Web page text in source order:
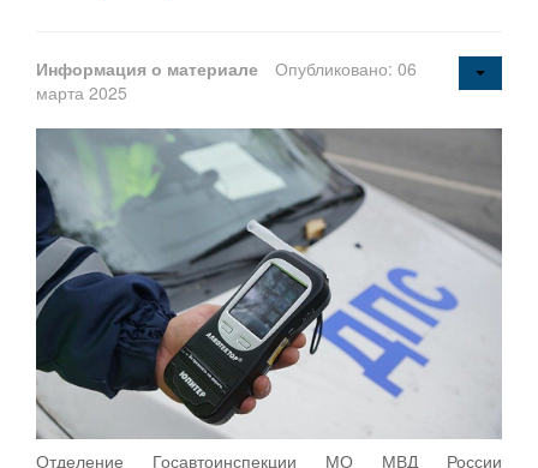
Информация о материале
Опубликовано: 06
марта 2025
Отделение Госавтоинспекции МО МВД России